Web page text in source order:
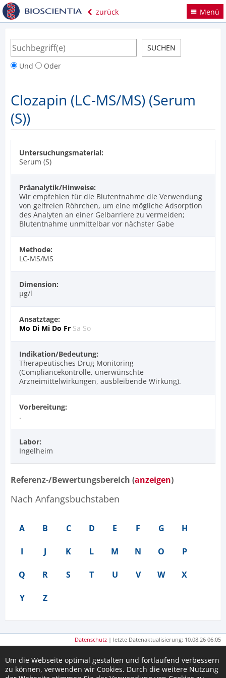
zurück Menü
Und Oder
Clozapin (LC-MS/MS) (Serum
(S))
Untersuchungsmaterial:
Serum (S)
Präanalytik/Hinweise:
Wir empfehlen für die Blutentnahme die Verwendung
von gelfreien Röhrchen, um eine mögliche Adsorption
des Analyten an einer Gelbarriere zu vermeiden;
Blutentnahme unmittelbar vor nächster Gabe
Methode:
LC-MS/MS
Dimension:
µg/l
Ansatztage:
Mo Di Mi Do Fr Sa So
Indikation/Bedeutung:
Therapeutisches Drug Monitoring
(Compliancekontrolle, unerwünschte
Arzneimittelwirkungen, ausbleibende Wirkung).
Vorbereitung:
.
Labor:
Ingelheim
Referenz-/Bewertungsbereich (anzeigen)
Nach Anfangsbuchstaben
A B C D E F G H
I J K L M N O P
Q R S T U V W X
Y Z
Datenschutz | letzte Datenaktualisierung: 10.08.26 06:05
Um die Webseite optimal gestalten und fortlaufend verbessern
zu können, verwenden wir Cookies. Durch die weitere Nutzung